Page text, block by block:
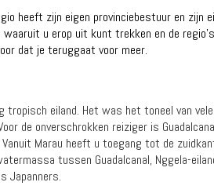
heeft zijn eigen provinciebestuur en zijn
u erop uit kunt trekken en de
dat je teruggaat voor meer.
eiland. Het was het toneel van
de onverschrokken reiziger is
Marau heeft u toegang tot de
tussen Guadalcanal, Nggela-
Japanners.